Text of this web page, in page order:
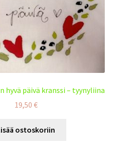
hyvä päivä kranssi – tyynyliina
19,50 €
ostoskoriin